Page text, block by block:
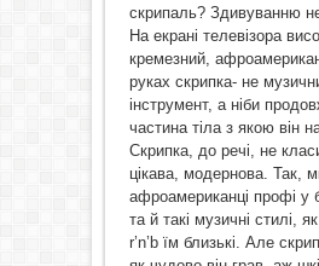
скрипаль? Здивуванню
На екрані телевізора
кремезний,
руках скрипка- не
інструмент, а ніби
частина тіла з якою він
Скрипка, до речі, не
цікава, модернова. Так,
афроамериканці профі у
та й такі музичні стилі,
r’n’b їм близькі. Але